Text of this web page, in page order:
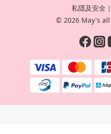
私隱及安全 ｜
© 2026 May's